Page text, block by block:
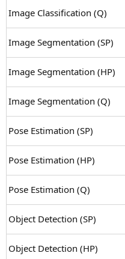
Image Classification (Q)
Image Segmentation (SP)
Image Segmentation (HP)
Image Segmentation (Q)
Pose Estimation (SP)
Pose Estimation (HP)
Pose Estimation (Q)
Object Detection (SP)
Object Detection (HP)